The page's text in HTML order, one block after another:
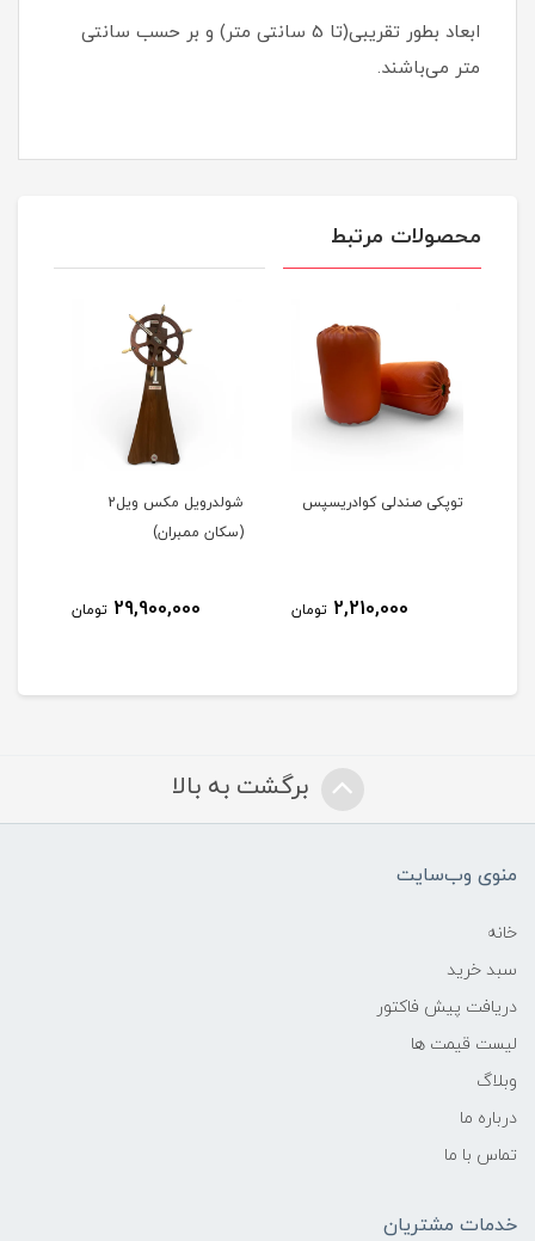
ابعاد بطور تقریبی(تا 5 سانتی متر) و بر حسب سانتی
متر می‌باشند.
محصولات مرتبط
توپکی صندلی کوادریسپس
2,210,000 تومان
شولدرویل مکس ویل2
(سکان ممبران)
29,900,000 تومان
برگشت به بالا
منوی وب‌سایت
خانه
سبد خرید
دریافت پیش فاکتور
لیست قیمت ها
وبلاگ
درباره ما
تماس با ما
خدمات مشتریان